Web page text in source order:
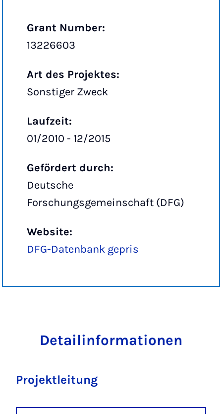
Grant Number:
13226603
Art des Projektes:
Sonstiger Zweck
Laufzeit:
01/2010 - 12/2015
Gefördert durch:
Deutsche
Forschungsgemeinschaft (DFG)
Website:
DFG-Datenbank gepris
Detailinformationen
Projektleitung